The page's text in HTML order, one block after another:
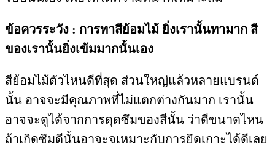
ข้อควรระวัง : การทาสีย้อมไม้ ยิ่งเรานั้นทามาก สี
ของเรานั้นยิ่งเข้มมากนั้นเอง
สีย้อมไม้ตัวไหนดีที่สุด ส่วนใหญ่แล้วหลายแบรนด์
นั้น อาจจะมีคุณภาพที่ไม่แตกต่างกันมาก เรานั้น
อาจจะดูได้จากการดุดซึมของสีนั้น ว่าดีขนาดไหน
ถ้าเกิดซึมดีนั้นอาจะจเหมาะกับการยึดเกาะได้ดีเลย